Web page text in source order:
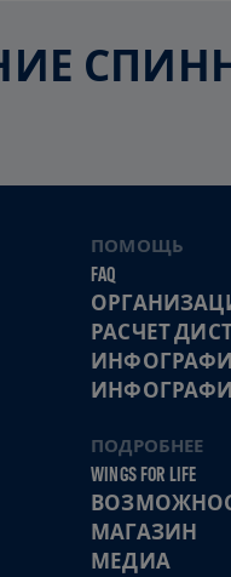
ПОМОЩЬ
FAQ
РАСЧЕТ
ПОДРОБНЕЕ
WINGS FOR LIFE
МАГАЗИН
МЕДИА